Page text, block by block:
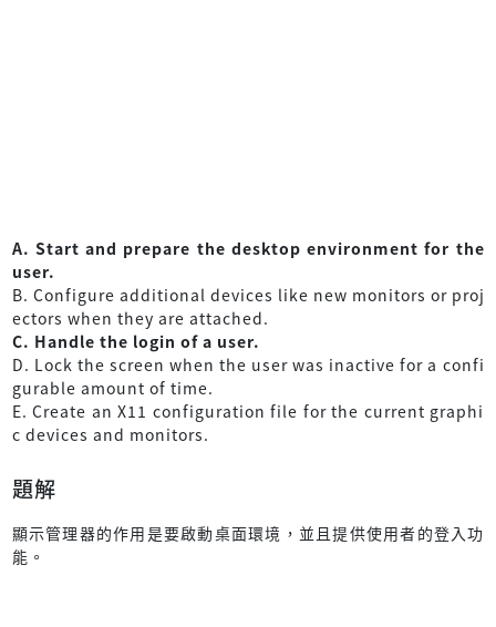
A. Start and prepare the desktop environment for the
user.
B. Configure additional devices like new monitors or proj
ectors when they are attached.
C. Handle the login of a user.
D. Lock the screen when the user was inactive for a confi
gurable amount of time.
E. Create an X11 configuration file for the current graphi
c devices and monitors.
題解
顯示管理器的作用是要啟動桌面環境，並且提供使用者的登入功
能。